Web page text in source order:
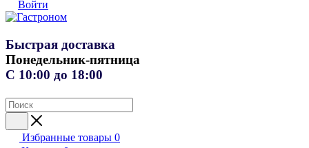
Войти
Быстрая доставка
Понедельник-пятница
С 10:00 до 18:00
Избранные товары 0